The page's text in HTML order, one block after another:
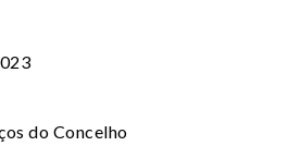
do Concelho